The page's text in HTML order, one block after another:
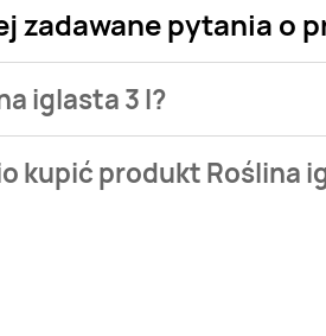
zadawane pytania o
iglasta 3 l?
zł.kupić produkt Roślina